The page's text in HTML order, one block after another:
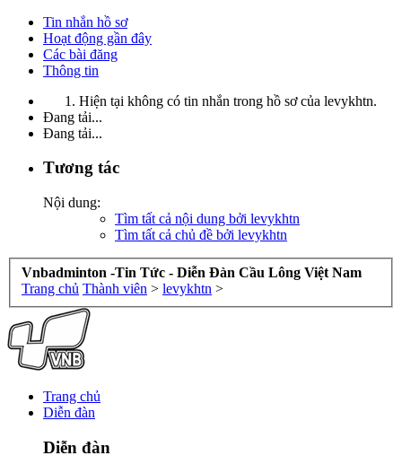
Tin nhắn hồ sơ
Hoạt động gần đây
Các bài đăng
Thông tin
Hiện tại không có tin nhắn trong hồ sơ của levykhtn.
Đang tải...
Đang tải...
Tương tác
Nội dung:
Tìm tất cả nội dung bởi levykhtn
Tìm tất cả chủ đề bởi levykhtn
Vnbadminton -Tin Tức - Diễn Đàn Cầu Lông Việt Nam
Trang chủ Thành viên > levykhtn >
Trang chủ
Diễn đàn
Diễn đàn